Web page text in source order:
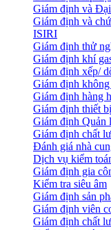
Giám định và
Giám định và
ISIRI
Giám định thử
Giám định khí
Giám định xếp/
Giám định
Giám định hàng
Giám định thiết
Giám định Quản
Giám định chất
Đánh giá nhà
Dịch vụ kiểm
Giám định gia
Kiểm tra siêu âm
Giám định sản
Giám định viên
Giám định chất